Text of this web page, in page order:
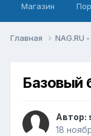
Магазин
Главная NAG.RU
Базовый
Автор:
18